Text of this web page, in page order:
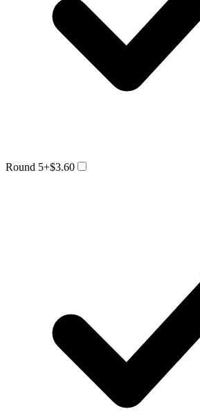
Round 5+$3.60